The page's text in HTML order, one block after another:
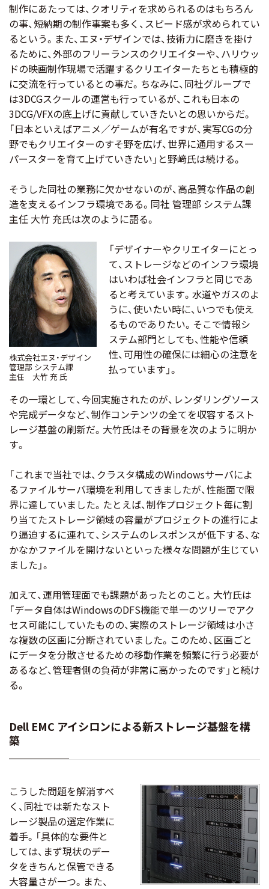
制作にあたっては、クオリティを求められるのはもちろん
の事、短納期の制作事案も多く、スピード感が求められてい
るという。また、エヌ・デザインでは、技術力に磨きを掛け
るために、外部のフリーランスのクリエイターや、ハリウッ
ドの映画制作現場で活躍するクリエイターたちとも積極的
に交流を行っているとの事だ。ちなみに、同社グループで
は3DCGスクールの運営も行っているが、これも日本の
3DCG/VFXの底上げに貢献していきたいとの思いからだ。
「日本といえばアニメ／ゲームが有名ですが、実写CGの分
野でもクリエイターのすそ野を広げ、世界に通用するスー
パースターを育て上げていきたい」と野﨑氏は続ける。
そうした同社の業務に欠かせないのが、高品質な作品の創
造を支えるインフラ環境である。同社 管理部 システム課
主任 大竹 充氏は次のように語る。
株式会社エヌ・デザイン
管理部 システム課
主任 大竹 充 氏
「デザイナーやクリエイターにとっ
て、ストレージなどのインフラ環境
はいわば社会インフラと同じであ
ると考えています。水道やガスのよ
うに、使いたい時に、いつでも使え
るものでありたい。そこで情報シ
ステム部門としても、性能や信頼
性、可用性の確保には細心の注意を
払っています」。
その一環として、今回実施されたのが、レンダリングソース
や完成データなど、制作コンテンツの全てを収容するスト
レージ基盤の刷新だ。大竹氏はその背景を次のように明か
す。
「これまで当社では、クラスタ構成のWindowsサーバによ
るファイルサーバ環境を利用してきましたが、性能面で限
界に達していました。たとえば、制作プロジェクト毎に割
り当てたストレージ領域の容量がプロジェクトの進行によ
り逼迫するに連れて、システムのレスポンスが低下する、な
かなかファイルを開けないといった様々な問題が生じてい
ました」。
加えて、運用管理面でも課題があったとのこと。大竹氏は
「データ自体はWindowsのDFS機能で単一のツリーでアク
セス可能にしていたものの、実際のストレージ領域は小さ
な複数の区画に分断されていました。このため、区画ごと
にデータを分散させるための移動作業を頻繁に行う必要が
あるなど、管理者側の負荷が非常に高かったのです」と続け
る。
Dell EMC アイシロンによる新ストレージ基盤を構
築
こうした問題を解消すべ
く、同社では新たなスト
レージ製品の選定作業に
着手。「具体的な要件と
しては、まず現状のデー
タをきちんと保管できる
大容量さが一つ。また、